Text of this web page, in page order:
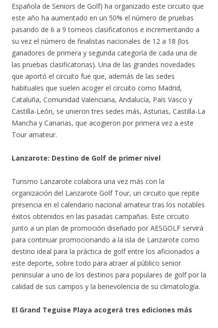
Española de Seniors de Golf) ha organizado este circuito que
este año ha aumentado en un 50% el número de pruebas
pasando de 6 a 9 torneos clasificatorios e incrementando a
su vez el número de finalistas nacionales de 12 a 18 (los
ganadores de primera y segunda categoría de cada una de
las pruebas clasificatorias). Una de las grandes novedades
que aportó el circuito fue que, además de las sedes
habituales que suelen acoger el circuito como Madrid,
Cataluña, Comunidad Valenciana, Andalucía, País Vasco y
Castilla-León, se unieron tres sedes más, Asturias, Castilla-La
Mancha y Canarias, que acogieron por primera vez a este
Tour amateur.
Lanzarote: Destino de Golf de primer nivel
Turismo Lanzarote colabora una vez más con la
organización del Lanzarote Golf Tour, un circuito que repite
presencia en el calendario nacional amateur tras los notables
éxitos obtenidos en las pasadas campañas. Este circuito
junto a un plan de promoción diseñado por AESGOLF servirá
para continuar promocionando a la isla de Lanzarote como
destino ideal para la práctica de golf entre los aficionados a
este deporte, sobre todo para atraer al público senior
peninsular a uno de los destinos para populares de golf por la
calidad de sus campos y la benevolencia de su climatología.
El Grand Teguise Playa acogerá tres ediciones más